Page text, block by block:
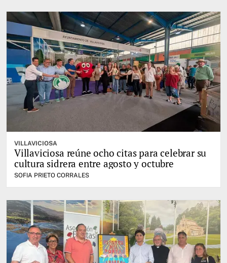
VILLAVICIOSA
Villaviciosa reúne ocho citas para celebrar su
cultura sidrera entre agosto y octubre
SOFIA PRIETO CORRALES